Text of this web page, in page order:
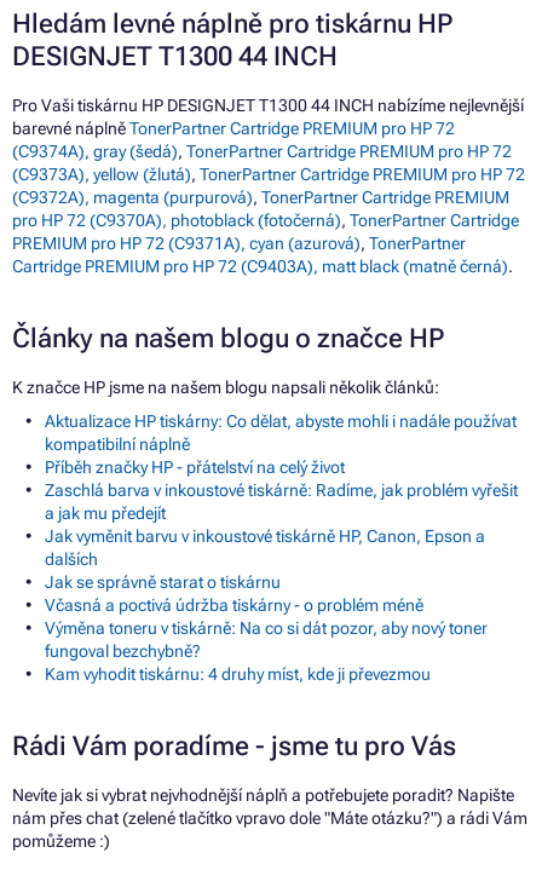
Hledám levné náplně pro tiskárnu HP
DESIGNJET T1300 44 INCH
Pro Vaši tiskárnu HP DESIGNJET T1300 44 INCH nabízíme nejlevnější
barevné náplněTonerPartner Cartridge PREMIUM pro HP 72
(C9374A), gray (šedá), TonerPartner Cartridge PREMIUM pro HP 72
(C9373A), yellow (žlutá), TonerPartner Cartridge PREMIUM pro HP 72
(C9372A), magenta (purpurová), TonerPartner Cartridge PREMIUM
pro HP 72 (C9370A), photoblack (fotočerná), TonerPartner Cartridge
PREMIUM pro HP 72 (C9371A), cyan (azurová), TonerPartner
Cartridge PREMIUM pro HP 72 (C9403A), matt black (matně černá).
Články na našem blogu o značce HP
K značce HP jsme na našem blogu napsali několik článků:
Aktualizace HP tiskárny: Co dělat, abyste mohli i nadále používat
kompatibilní náplně
Příběh značky HP - přátelství na celý život
Zaschlá barva v inkoustové tiskárně: Radíme, jak problém vyřešit
a jak mu předejít
Jak vyměnit barvu v inkoustové tiskárně HP, Canon, Epson a
dalších
Jak se správně starat o tiskárnu
Včasná a poctivá údržba tiskárny - o problém méně
Výměna toneru v tiskárně: Na co si dát pozor, aby nový toner
fungoval bezchybně?
Kam vyhodit tiskárnu: 4 druhy míst, kde ji převezmou
Rádi Vám poradíme - jsme tu pro Vás
Nevíte jak si vybrat nejvhodnější náplň a potřebujete poradit? Napište
nám přes chat (zelené tlačítko vpravo dole "Máte otázku?") a rádi Vám
pomůžeme :)